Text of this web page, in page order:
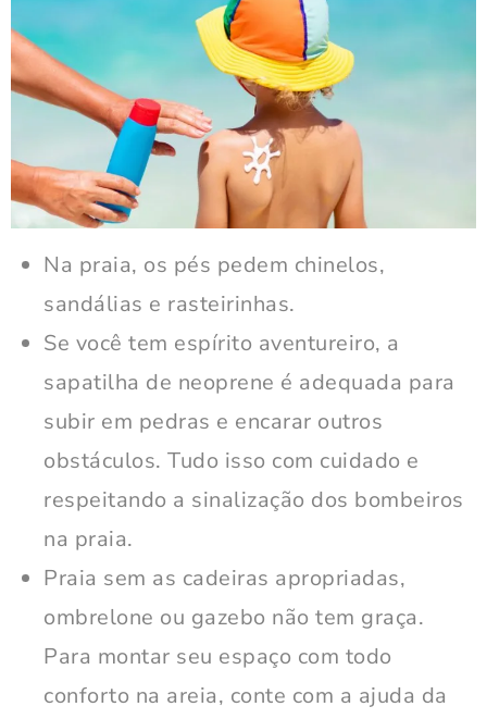
Na praia, os pés pedem chinelos,
sandálias e rasteirinhas.
Se você tem espírito aventureiro, a
sapatilha de neoprene é adequada para
subir em pedras e encarar outros
obstáculos. Tudo isso com cuidado e
respeitando a sinalização dos bombeiros
na praia.
Praia sem as cadeiras apropriadas,
ombrelone ou gazebo não tem graça.
Para montar seu espaço com todo
conforto na areia, conte com a ajuda da